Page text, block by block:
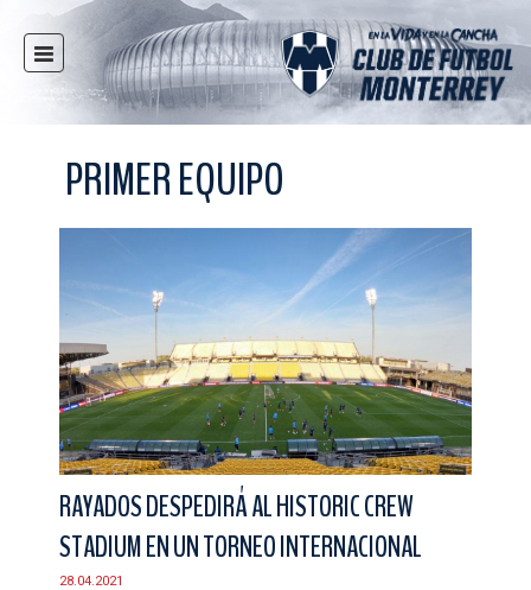
INICIO
NOTICIAS
RAYADAS
FUERZAS BÁSICAS
RESPONSABILIDAD SOCIAL
TAQUILLA
TIENDA
ESTADIO
PRENSA
CONTACTO
PRIMER EQUIPO
RAYADOS DESPEDIRÁ AL HISTORIC CREW
STADIUM EN UN TORNEO INTERNACIONAL
28.04.2021